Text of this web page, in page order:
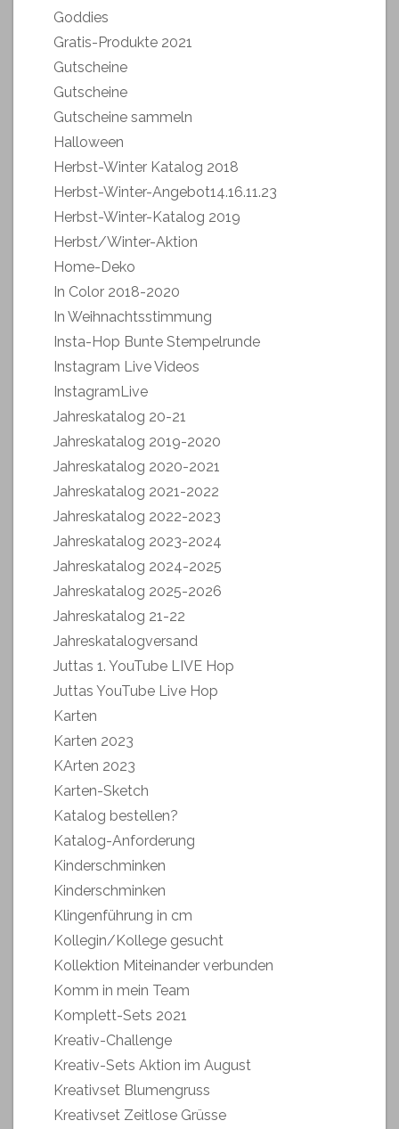
Goddies
Gratis-Produkte 2021
Gutscheine
Gutscheine
Gutscheine sammeln
Halloween
Herbst-Winter Katalog 2018
Herbst-Winter-Angebot14.16.11.23
Herbst-Winter-Katalog 2019
Herbst/Winter-Aktion
Home-Deko
In Color 2018-2020
In Weihnachtsstimmung
Insta-Hop Bunte Stempelrunde
Instagram Live Videos
InstagramLive
Jahreskatalog 20-21
Jahreskatalog 2019-2020
Jahreskatalog 2020-2021
Jahreskatalog 2021-2022
Jahreskatalog 2022-2023
Jahreskatalog 2023-2024
Jahreskatalog 2024-2025
Jahreskatalog 2025-2026
Jahreskatalog 21-22
Jahreskatalogversand
Juttas 1. YouTube LIVE Hop
Juttas YouTube Live Hop
Karten
Karten 2023
KArten 2023
Karten-Sketch
Katalog bestellen?
Katalog-Anforderung
Kinderschminken
Kinderschminken
Klingenführung in cm
Kollegin/Kollege gesucht
Kollektion Miteinander verbunden
Komm in mein Team
Komplett-Sets 2021
Kreativ-Challenge
Kreativ-Sets Aktion im August
Kreativset Blumengruss
Kreativset Zeitlose Grüsse